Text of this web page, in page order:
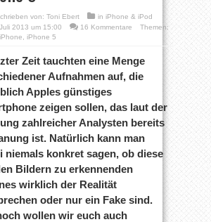
von: Toni Ebert in iPhone & iPod
2013 um 15:00
16 Kommentare
Themen:
iPhone iPhone 5
Zeit tauchten eine Menge
Aufnahmen auf, die
Apples günstiges
zeigen sollen, das laut der
zahlreicher Analysten bereits
ist. Natürlich kann man
niemals konkret sagen, ob diese
Bildern zu erkennenden
wirklich der Realität
oder nur ein Fake sind.
wollen wir euch auch